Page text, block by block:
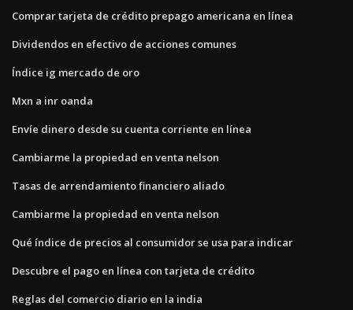
Comprar tarjeta de crédito prepago americana en línea
Dividendos en efectivo de acciones comunes
Índice ig mercado de oro
Mxn a inr oanda
Envíe dinero desde su cuenta corriente en línea
Cambiarme la propiedad en venta nelson
Tasas de arrendamiento financiero aliado
Cambiarme la propiedad en venta nelson
Qué índice de precios al consumidor se usa para indicar
Descubre el pago en línea con tarjeta de crédito
Reglas del comercio diario en la india